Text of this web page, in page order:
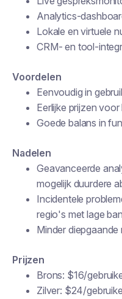
Analytics-
Lokale en virtuele
CRM- en tool-
Voordelen
Eenvoudig in
Eerlijke prijzen
Goede balans in
Nadelen
Geavanceerde
mogelijk duurdere
Incidentele
regio's met lage
Minder
Prijzen
Brons: $16/
Zilver: $24/